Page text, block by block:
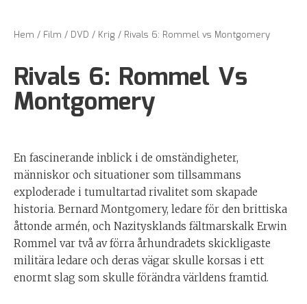
Hem / Film / DVD / Krig/ Rivals 6: Rommel vs Montgomery
Rivals 6: Rommel Vs
Montgomery
En fascinerande inblick i de omständigheter,
människor och situationer som tillsammans
exploderade i tumultartad rivalitet som skapade
historia. Bernard Montgomery, ledare för den brittiska
åttonde armén, och Nazitysklands fältmarskalk Erwin
Rommel var två av förra århundradets skickligaste
militära ledare och deras vägar skulle korsas i ett
enormt slag som skulle förändra världens framtid.